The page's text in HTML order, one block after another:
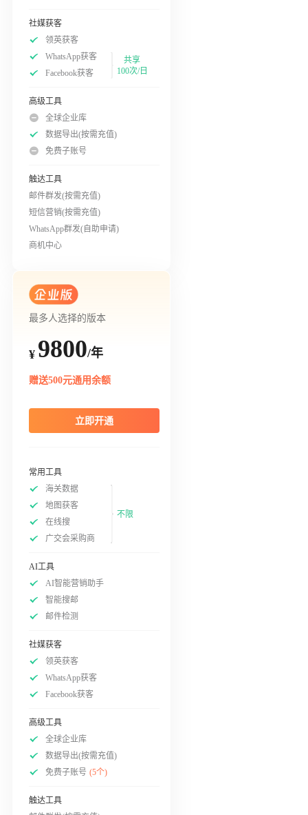
社媒获客
领英获客
WhatsApp获客
Facebook获客
共享
100次/日
高级工具
全球企业库
数据导出(按需充值)
免费子账号
触达工具
邮件群发(按需充值)
短信营销(按需充值)
WhatsApp群发(自助申请)
商机中心
最多人选择的版本
¥ 9800/年
赠送500元通用余额
立即开通
常用工具
海关数据
地图获客
在线搜
广交会采购商
不限
AI工具
AI智能营销助手
智能搜邮
邮件检测
社媒获客
领英获客
WhatsApp获客
Facebook获客
高级工具
全球企业库
数据导出(按需充值)
免费子账号 (5个)
触达工具